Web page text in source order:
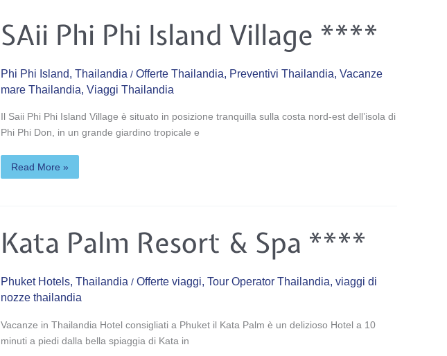
SAii Phi Phi Island Village ****
Phi Phi Island, Thailandia / Offerte Thailandia, Preventivi Thailandia, Vacanze
mare Thailandia, Viaggi Thailandia
Il Saii Phi Phi Island Village è situato in posizione tranquilla sulla costa nord-est dell’isola di
Phi Phi Don, in un grande giardino tropicale e
SAii
Phi
Phi
****
Read More »
Kata Palm Resort & Spa ****
Phuket Hotels, Thailandia / Offerte viaggi, Tour Operator Thailandia, viaggi di
nozze thailandia
Vacanze in Thailandia Hotel consigliati a Phuket il Kata Palm è un delizioso Hotel a 10
minuti a piedi dalla bella spiaggia di Kata in
Kata
Palm
Resort
****